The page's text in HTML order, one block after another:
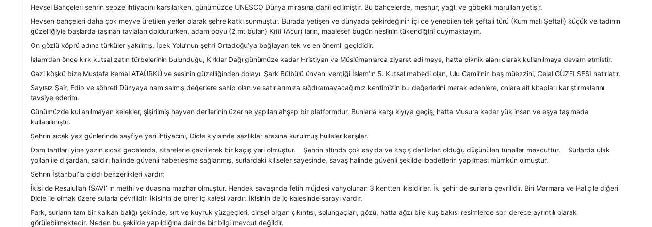
Hevsel Bahçeleri şehrin sebze ihtiyacını karşılarken, günümüzde UNESCO Dünya mirasına dahil edilmiştir. Bu bahçelerde, meşhur; yağlı ve göbekli marulları yetişir.
Hevsen bahçeleri daha çok meyve üretilen yerler olarak şehre katkı sunmuştur. Burada yetişen ve dünyada çekirdeğinin içi de yenebilen tek şeftali türü (Kum malı Şeftali) küçük ve tadının
güzelliğiyle başlarda taşınan tavlaları doldururken, adam boyu (2 mt bulan) Kıtti (Acur) ların, maalesef bugün neslinin tükendiğini duymaktayım.
On gözlü köprü adına türküler yakılmış, İpek Yolu’nun şehri Ortadoğu’ya bağlayan tek ve en önemli geçididir.
İslam’dan önce kırk kutsal zatın türbelerinin bulunduğu, Kırklar Dağı günümüze kadar Hristiyan ve Müslümanlarca ziyaret edilmeye, hatta piknik alanı olarak kullanılmaya devam etmiştir.
Gazi köşkü bize Mustafa Kemal ATAÜRKÜ ve sesinin güzelliğinden dolayı, Şark Bülbülü ünvanı verdiği İslam’ın 5. Kutsal mabedi olan, Ulu Camii’nin baş müezzini, Celal GÜZELSESİ hatırlatır.
Sayısız Şair, Edip ve şöhreti Dünyaya nam salmış değerlere sahip olan ve satırlarımıza sığdıramayacağımız kentimizin bu değerlerini merak edenlere, onlara ait kitapları karıştırmalarını
tavsiye ederim.
Günümüzde kullanılmayan kelekler, şişirilmiş hayvan derilerinin üzerine yapılan ahşap bir platformdur. Bunlarla karşı kıyıya geçiş, hatta Musul’a kadar yük insan ve eşya taşımada
kullanılmıştır.
Şehrin sıcak yaz günlerinde sayfiye yeri ihtiyacını, Dicle kıyısında sazlıklar arasına kurulmuş hülleler karşılar.
Dam tahtları yine yazın sıcak gecelerde, sitarelerle çevrilerek bir kaçış yeri olmuştur. Şehrin altında çok sayıda ve kaçış dehlizleri olduğu düşünülen tüneller mevcuttur. Surlarda ulak
yolları ile dışardan, saldırı halinde güvenli haberleşme sağlanmış, surlardaki kiliseler sayesinde, savaş halinde güvenli şekilde ibadetlerin yapılması mümkün olmuştur.
Şehrin İstanbul’la ciddi benzerlikleri vardır;
İkisi de Resulullah (SAV)’ ın methi ve duasına mazhar olmuştur. Hendek savaşında fetih müjdesi vahyolunan 3 kentten ikisidirler. İki şehir de surlarla çevrilidir. Biri Marmara ve Haliç’le diğeri
Dicle ile olmak üzere sularla çevrilidir. İkisinin de birer iç kalesi vardır. İkisinin de iç kalesinde sarayı vardır.
Fark, surların tam bir kalkan balığı şeklinde, sırt ve kuyruk yüzgeçleri, cinsel organ çıkıntısı, solungaçları, gözü, hatta ağzı bile kuş bakışı resimlerde son derece ayrıntılı olarak
görülebilmektedir. Neden bu şekilde yapıldığına dair de bir bilgi mevcut değildir.